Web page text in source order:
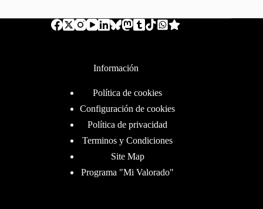
Información
Política de cookies
Configuración de cookies
Política de privacidad
Terminos y Condiciones
Site Map
Programa "Mi Valorado"